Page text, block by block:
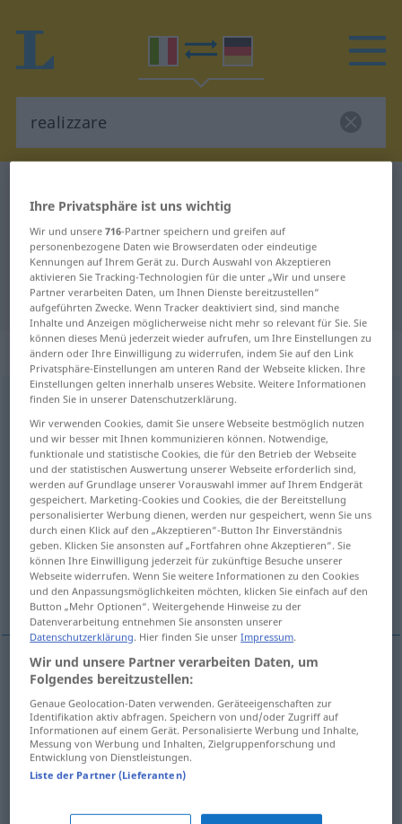
Italienisch-Deutsch Übersetzung
für "realizzare"
"realizzare" Deutsch Übersetzung
„realizzare“: verbo transitivo
realizzare [realiˈddzaːre]v/t
Übersicht aller Übersetzungen
(Für mehr Details die Übersetzung anklicken/antippen)
realisieren, verwirklichen
durch-, ausführen erreichen, erzielen
verstehen
realisieren,verwirklichen
durch-,ausführen realizzareattuare
erreichen,erzielen realizzare WIRTSCH
Ihre Privatsphäre ist uns wichtig
Wir und unsere716-Partner speichern und greifen auf
personenbezogene Daten wie Browserdaten oder eindeutige
Kennungen auf Ihrem Gerät zu. Durch Auswahl von Akzeptieren
aktivieren Sie Tracking-Technologien für die unter „Wir und unsere
Partner verarbeiten Daten, um Ihnen Dienste bereitzustellen“
aufgeführten Zwecke. Wenn Tracker deaktiviert sind, sind manche
Inhalte und Anzeigen möglicherweise nicht mehr so relevant für Sie. Sie
können dieses Menü jederzeit wieder aufrufen, um Ihre Einstellungen zu
ändern oder Ihre Einwilligung zu widerrufen, indem Sie auf den Link
Privatsphäre-Einstellungen am unteren Rand der Webseite klicken. Ihre
Einstellungen gelten innerhalb unseres Website. Weitere Informationen
finden Sie in unserer Datenschutzerklärung.
Wir verwenden Cookies, damit Sie unsere Webseite bestmöglich nutzen
und wir besser mit Ihnen kommunizieren können. Notwendige,
funktionale und statistische Cookies, die für den Betrieb der Webseite
und der statistischen Auswertung unserer Webseite erforderlich sind,
werden auf Grundlage unserer Vorauswahl immer auf Ihrem Endgerät
gespeichert. Marketing-Cookies und Cookies, die der Bereitstellung
personalisierter Werbung dienen, werden nur gespeichert, wenn Sie uns
durch einen Klick auf den „Akzeptieren“-Button Ihr Einverständnis
geben. Klicken Sie ansonsten auf „Fortfahren ohne Akzeptieren“. Sie
können Ihre Einwilligung jederzeit für zukünftige Besuche unserer
Webseite widerrufen. Wenn Sie weitere Informationen zu den Cookies
und den Anpassungsmöglichkeiten möchten, klicken Sie einfach auf den
Button „Mehr Optionen“. Weitergehende Hinweise zu der
Datenverarbeitung entnehmen Sie ansonsten unserer
Datenschutzerklärung. Hier finden Sie unserImpressum.
Wir und unsere Partner verarbeiten Daten, um
Folgendes bereitzustellen:
Genaue Geolocation-Daten verwenden. Geräteeigenschaften zur
Identifikation aktiv abfragen. Speichern von und/oder Zugriff auf
Informationen auf einem Gerät. Personalisierte Werbung und Inhalte,
Messung von Werbung und Inhalten, Zielgruppenforschung und
Entwicklung von Dienstleistungen.
Liste der Partner (Lieferanten)